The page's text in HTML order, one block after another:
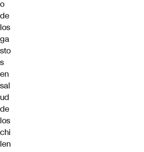
o
de
los
ga
sto
s
en
sal
ud
de
los
chi
len